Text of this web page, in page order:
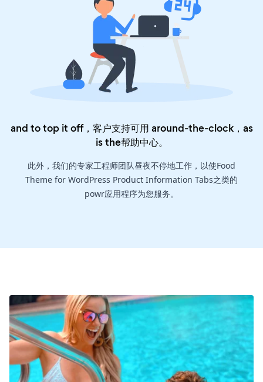
and to top it off，客户支持可用 around-the-clock，as
is the帮助中心。
此外，我们的专家工程师团队昼夜不停地工作，以使Food
Theme for WordPress Product Information Tabs之类的
powr应用程序为您服务。